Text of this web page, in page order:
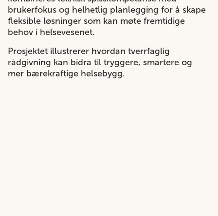
brukerfokus og helhetlig planlegging for å skape
fleksible løsninger som kan møte fremtidige
behov i helsevesenet.
Prosjektet illustrerer hvordan tverrfaglig
rådgivning kan bidra til tryggere, smartere og
mer bærekraftige helsebygg.